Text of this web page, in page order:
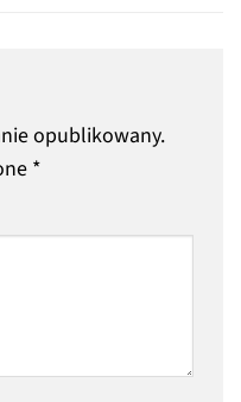
opublikowany.
*